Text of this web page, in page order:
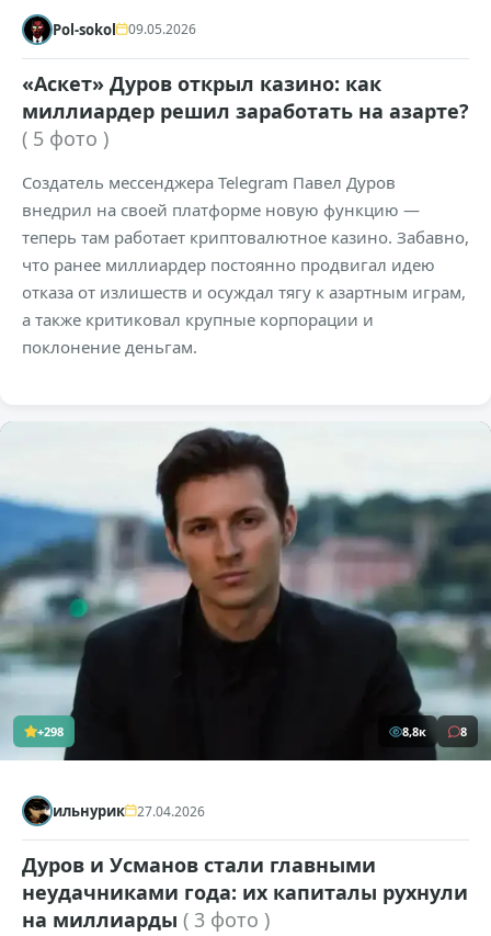
Pol-sokol 09.05.2026
«Аскет» Дуров открыл казино: как
миллиардер решил заработать на азарте?
( 5 фото )
Создатель мессенджера Telegram Павел Дуров
внедрил на своей платформе новую функцию —
теперь там работает криптовалютное казино. Забавно,
что ранее миллиардер постоянно продвигал идею
отказа от излишеств и осуждал тягу к азартным играм,
а также критиковал крупные корпорации и
поклонение деньгам.
+298 8,8к 8
ильнурик 27.04.2026
Дуров и Усманов стали главными
неудачниками года: их капиталы рухнули
на миллиарды ( 3 фото )